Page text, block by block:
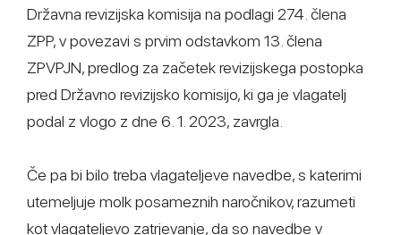
Državna revizijska komisija na podlagi 274. člena
ZPP, v povezavi s prvim odstavkom 13. člena
ZPVPJN, predlog za začetek revizijskega postopka
pred Državno revizijsko komisijo, ki ga je vlagatelj
podal z vlogo z dne 6. 1. 2023, zavrgla.
Če pa bi bilo treba vlagateljeve navedbe, s katerimi
utemeljuje molk posameznih naročnikov, razumeti
kot vlagateljevo zatrjevanje, da so navedbe v